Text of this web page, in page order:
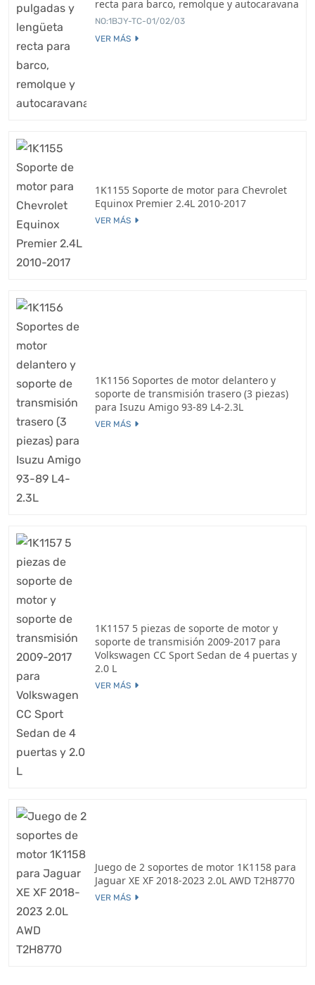
recta para barco, remolque y autocaravana
NO:1BJY-TC-01/02/03
VER MÁS
1K1155 Soporte de motor para Chevrolet
Equinox Premier 2.4L 2010-2017
VER MÁS
1K1156 Soportes de motor delantero y
soporte de transmisión trasero (3 piezas)
para Isuzu Amigo 93-89 L4-2.3L
VER MÁS
1K1157 5 piezas de soporte de motor y
soporte de transmisión 2009-2017 para
Volkswagen CC Sport Sedan de 4 puertas y
2.0 L
VER MÁS
Juego de 2 soportes de motor 1K1158 para
Jaguar XE XF 2018-2023 2.0L AWD T2H8770
VER MÁS